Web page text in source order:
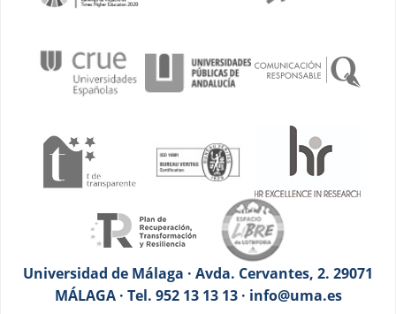
Universidad de Málaga · Avda. Cervantes, 2. 29071
MÁLAGA · Tel. 952 13 13 13 · info@uma.es